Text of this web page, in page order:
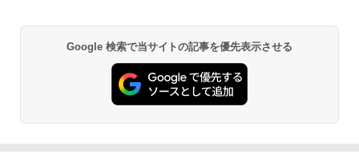
Google 検索で当サイトの記事を優先表示させる